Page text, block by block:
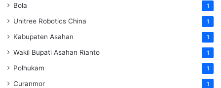
Bola 1
Unitree Robotics China 1
Kabupaten Asahan 1
Wakil Bupati Asahan Rianto 1
Polhukam 1
Curanmor 1